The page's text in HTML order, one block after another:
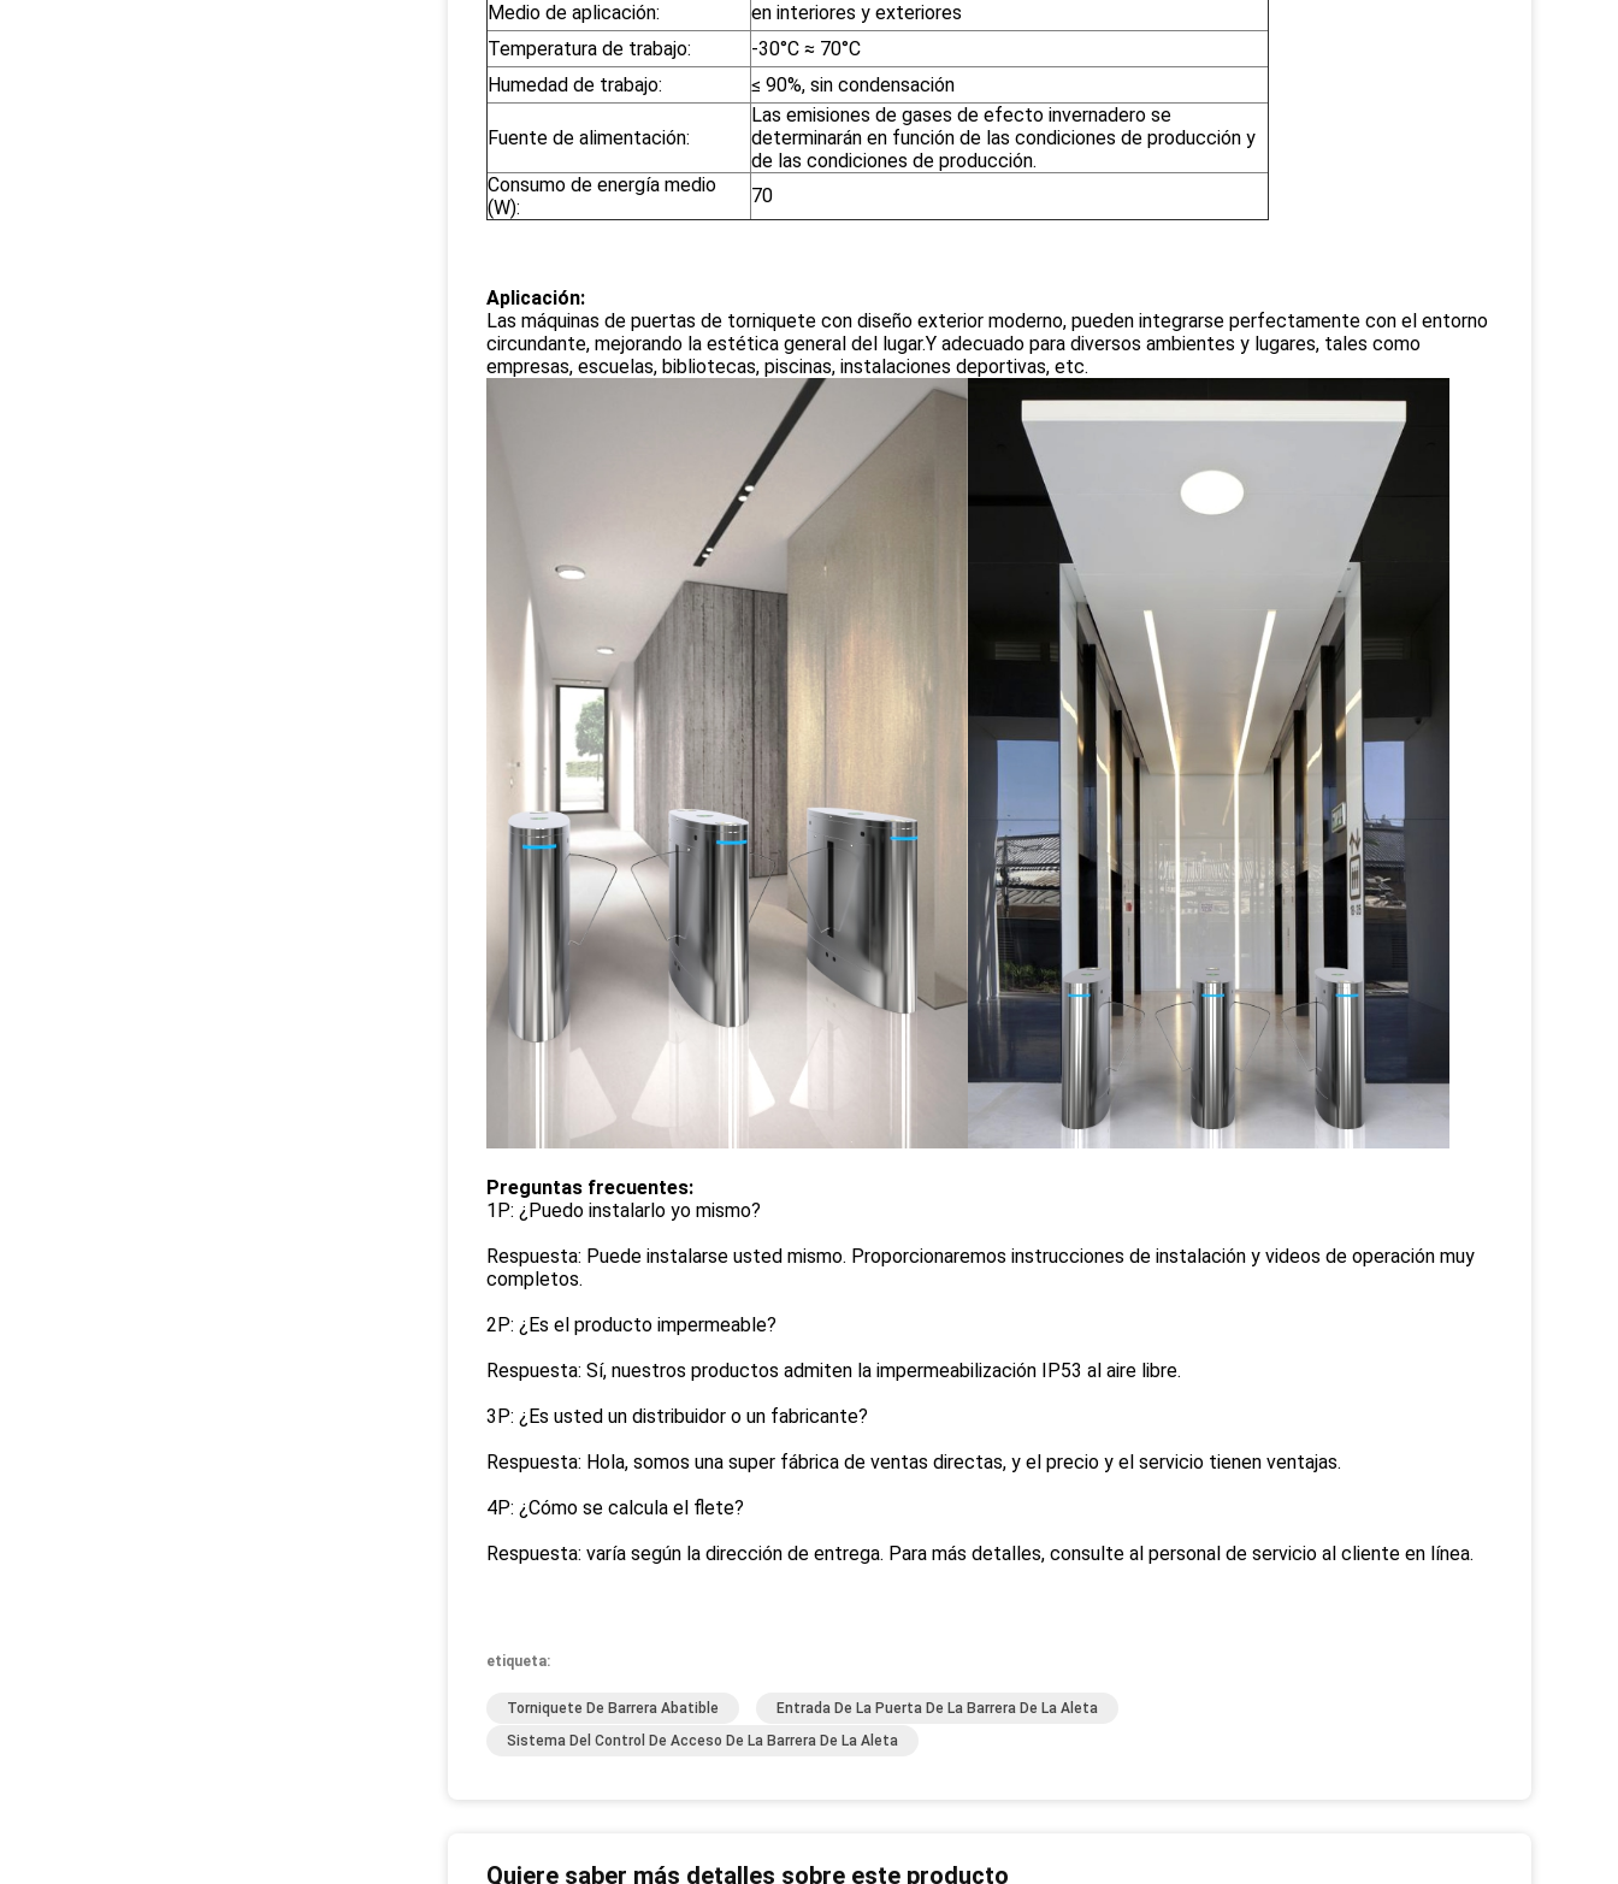
Medio de aplicación:
en interiores y exteriores
Temperatura de trabajo:
-30°C ≈ 70°C
Humedad de trabajo:
≤ 90%, sin condensación
Fuente de alimentación:
Las emisiones de gases de efecto invernadero se
determinarán en función de las condiciones de producción y
de las condiciones de producción.
Consumo de energía medio
(W):
70
Aplicación:
Las máquinas de puertas de torniquete con diseño exterior moderno, pueden integrarse perfectamente con el entorno
circundante, mejorando la estética general del lugar.Y adecuado para diversos ambientes y lugares, tales como
empresas, escuelas, bibliotecas, piscinas, instalaciones deportivas, etc.
Preguntas frecuentes:
1P: ¿Puedo instalarlo yo mismo?
Respuesta: Puede instalarse usted mismo. Proporcionaremos instrucciones de instalación y videos de operación muy
completos.
2P: ¿Es el producto impermeable?
Respuesta: Sí, nuestros productos admiten la impermeabilización IP53 al aire libre.
3P: ¿Es usted un distribuidor o un fabricante?
Respuesta: Hola, somos una super fábrica de ventas directas, y el precio y el servicio tienen ventajas.
4P: ¿Cómo se calcula el flete?
Respuesta: varía según la dirección de entrega. Para más detalles, consulte al personal de servicio al cliente en línea.
etiqueta:
Torniquete De Barrera Abatible
Entrada De La Puerta De La Barrera De La Aleta
Sistema Del Control De Acceso De La Barrera De La Aleta
Quiere saber más detalles sobre este producto